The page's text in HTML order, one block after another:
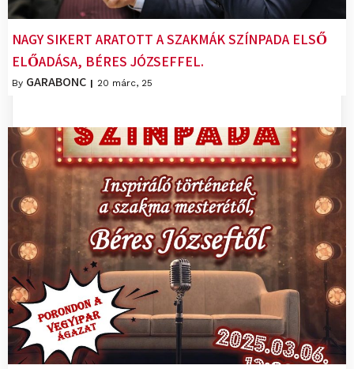
NAGY SIKERT ARATOTT A SZAKMÁK SZÍNPADA ELSŐ
ELŐADÁSA, BÉRES JÓZSEFFEL.
By GARABONC | 20 márc, 25